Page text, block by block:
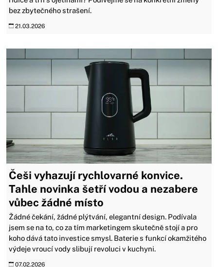
bez zbytečného strašení.
21.03.2026
Češi vyhazují rychlovarné konvice.
Tahle novinka šetří vodou a nezabere
vůbec žádné místo
Žádné čekání, žádné plýtvání, elegantní design. Podívala
jsem se na to, co za tím marketingem skutečně stojí a pro
koho dává tato investice smysl. Baterie s funkcí okamžitého
výdeje vroucí vody slibují revoluci v kuchyni.
07.02.2026